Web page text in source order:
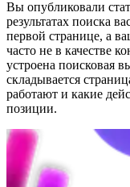
Вы опубликовали
результатах поиска
первой странице, а
часто не в качестве
устроена поисковая
складывается
работают и какие
позиции.